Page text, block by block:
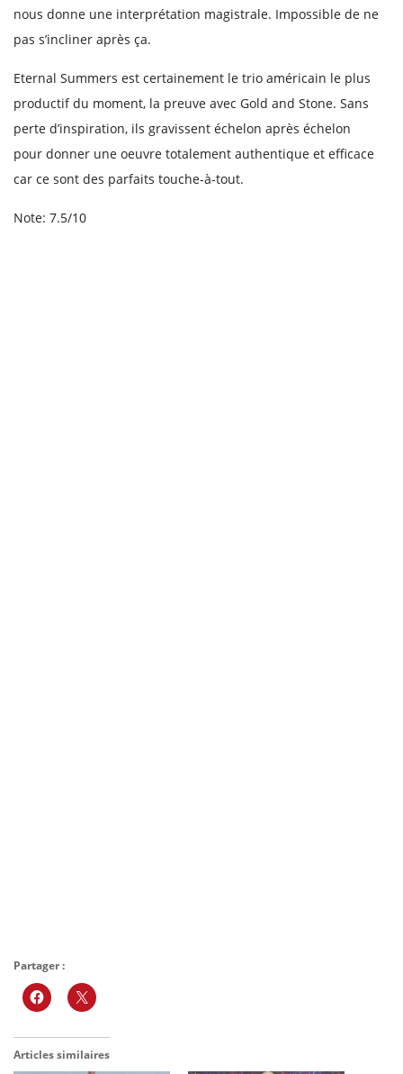
nous donne une interprétation magistrale. Impossible de ne
pas s’incliner après ça.
Eternal Summers est certainement le trio américain le plus
productif du moment, la preuve avec Gold and Stone. Sans
perte d’inspiration, ils gravissent échelon après échelon
pour donner une oeuvre totalement authentique et efficace
car ce sont des parfaits touche-à-tout.
Note: 7.5/10
Partager :
Articles similaires